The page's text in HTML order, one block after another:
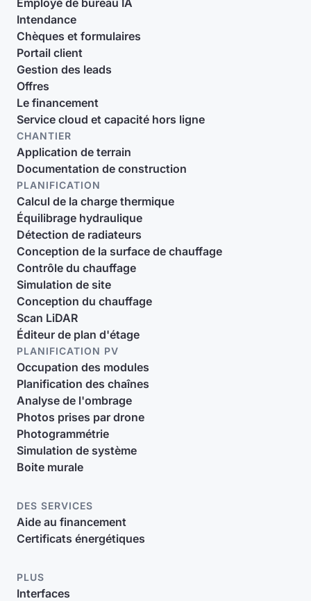
Intendance
Chèques et formulaires
Portail client
Gestion des leads
Offres
Le financement
Service cloud et capacité hors ligne
CHANTIER
Application de terrain
Documentation de construction
PLANIFICATION
Calcul de la charge thermique
Équilibrage hydraulique
Détection de radiateurs
Conception de la surface de chauffage
Contrôle du chauffage
Simulation de site
Conception du chauffage
Scan LiDAR
Éditeur de plan d'étage
PLANIFICATION PV
Occupation des modules
Planification des chaînes
Analyse de l'ombrage
Photos prises par drone
Photogrammétrie
Simulation de système
Boite murale
DES SERVICES
Aide au financement
Certificats énergétiques
PLUS
Interfaces